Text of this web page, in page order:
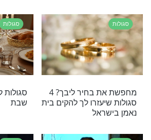
אל תפספסו! אלו 9 הדקות
על חייכם
לא להחמיץ,
סגולות
שמואל